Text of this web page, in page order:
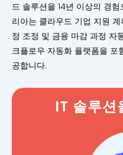
드 솔루션을 14년 이상의 경
리아는 클라우드 기업 지원 계
정 조정 및 금융 마감 과정 자
크플로우 자동화 플랫폼을 포
공합니다.
IT 솔루션